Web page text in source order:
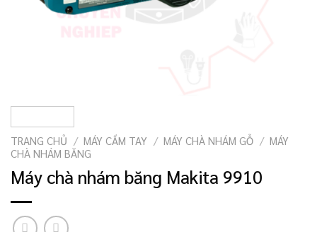
TRANG CHỦ / MÁY CẦM TAY / MÁY CHÀ NHÁM GỖ / MÁY
CHÀ NHÁM BĂNG
Máy chà nhám băng Makita 9910